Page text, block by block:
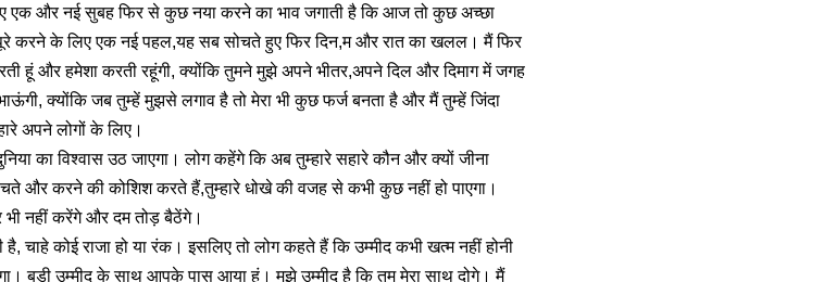
एक और नई सुबह फिर से कुछ नया करने का भाव जगाती है कि आज तो कुछ अच्छा
करने के लिए एक नई पहल,यह सब सोचते हुए फिर दिन,म और रात का खलल। मैं फिर
हूं और हमेशा करती रहूंगी, क्योंकि तुमने मुझे अपने भीतर,अपने दिल और दिमाग में जगह
क्योंकि जब तुम्हें मुझसे लगाव है तो मेरा भी कुछ फर्ज बनता है और मैं तुम्हें जिंदा
अपने लोगों के लिए।
का विश्वास उठ जाएगा। लोग कहेंगे कि अब तुम्हारे सहारे कौन और क्यों जीना
और करने की कोशिश करते हैं,तुम्हारे धोखे की वजह से कभी कुछ नहीं हो पाएगा।
भी नहीं करेंगे और दम तोड़ बैठेंगे।
है, चाहे कोई राजा हो या रंक। इसलिए तो लोग कहते हैं कि उम्मीद कभी खत्म नहीं होनी
बड़ी उम्मीद के साथ आपके पास आया हू्ं। मुझे उम्मीद है कि तुम मेरा साथ दोगे। मैं